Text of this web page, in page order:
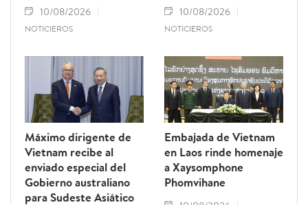
10/08/2026
NOTICIEROS
10/08/2026
NOTICIEROS
Máximo dirigente de
Vietnam recibe al
enviado especial del
Gobierno australiano
para Sudeste Asiático
Embajada de Vietnam
en Laos rinde homenaje
a Xaysomphone
Phomvihane